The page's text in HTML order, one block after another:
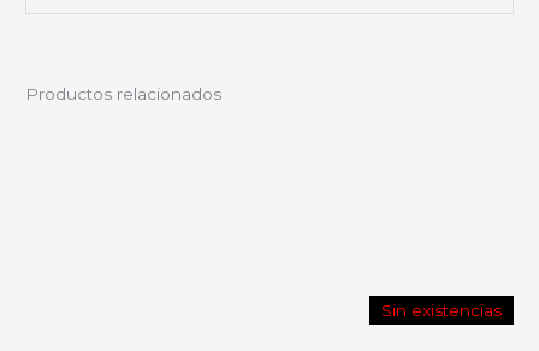
Productos relacionados
Sin existencias